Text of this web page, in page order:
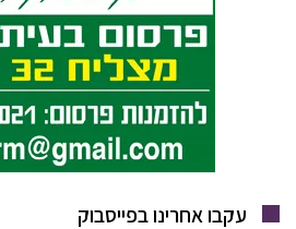
עקבו אחרינו בפייסבוק